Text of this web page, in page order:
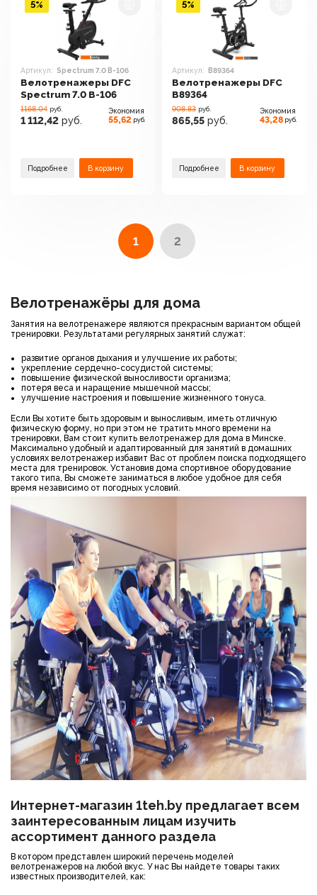
Артикул: Spectrum 7.0 B-106
Велотренажеры DFC
Spectrum 7.0 B-106
1168.04 руб.
1 112,42 руб.
Экономия
55,62 руб.
Подробнее В корзину
5%
Артикул: B89364
Велотренажеры DFC
B89364
908.83 руб.
865,55 руб.
Экономия
43,28 руб.
Подробнее В корзину
5%
1 2
Велотренажёры для дома
Занятия на велотренажере являются прекрасным вариантом общей
тренировки. Результатами регулярных занятий служат:
развитие органов дыхания и улучшение их работы;
укрепление сердечно-сосудистой системы;
повышение физической выносливости организма;
потеря веса и наращение мышечной массы;
улучшение настроения и повышение жизненного тонуса.
Если Вы хотите быть здоровым и выносливым, иметь отличную
физическую форму, но при этом не тратить много времени на
тренировки, Вам стоит купить велотренажер для дома в Минске.
Максимально удобный и адаптированный для занятий в домашних
условиях велотренажер избавит Вас от проблем поиска подходящего
места для тренировок. Установив дома спортивное оборудование
такого типа, Вы сможете заниматься в любое удобное для себя
время независимо от погодных условий.
Интернет-магазин 1teh.by предлагает всем
заинтересованным лицам изучить
ассортимент данного раздела
В котором представлен широкий перечень моделей
велотренажеров на любой вкус. У нас Вы найдете товары таких
известных производителей, как: